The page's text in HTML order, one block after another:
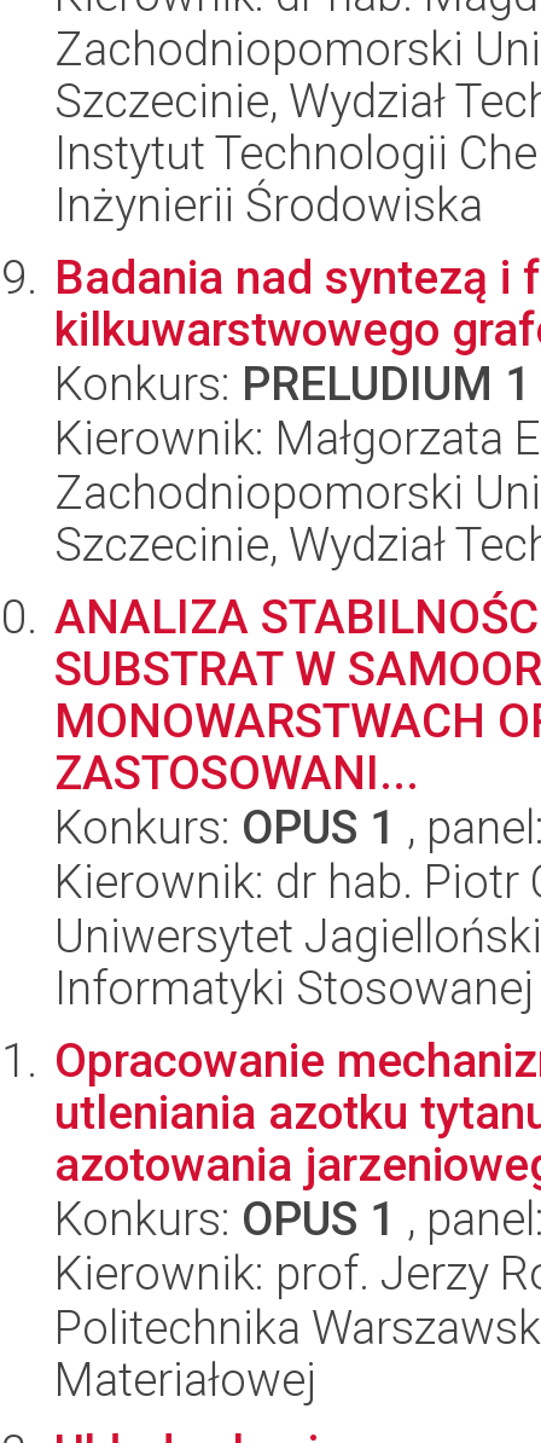
Zachodniopomorski
Szczecinie, Wydział
Instytut Technologii
Inżynierii Środowiska
Badania nad syntezą i
kilkuwarstwowego
Konkurs: PRELUDIUM 1
Kierownik: Małgorzata
Zachodniopomorski
Szczecinie, Wydział
ANALIZA
SUBSTRAT W
MONOWARSTWACH
ZASTOSOWANI...
Konkurs: OPUS 1 ,
Kierownik: dr hab. Piotr
Uniwersytet
Informatyki Stosowanej
Opracowanie
utleniania azotku
azotowania
Konkurs: OPUS 1 ,
Kierownik: prof. Jerzy
Politechnika
Materiałowej